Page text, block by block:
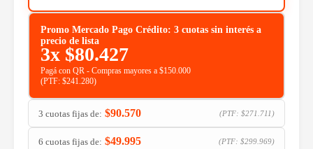
Promo Mercado Pago Crédito: 3 cuotas sin interés a
precio de lista
3x $80.427
Pagá con QR - Compras mayores a $150.000
(PTF: $241.280)
3 cuotas fijas de: $90.570 (PTF: $271.711 )
6 cuotas fijas de: $49.995 (PTF: $299.969)